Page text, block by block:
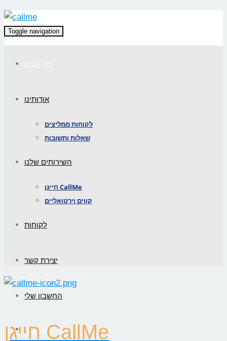
Toggle navigation
אודותינו
לקוחות ממליצים
שאלות ותשובות
השירותים שלנו
חייגן CallMe
קווים וירטואליים
לקוחות
יצירת קשר
החשבון שלי
דף הביתחייגן CallMe